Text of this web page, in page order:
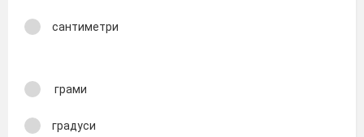
сантиметри
грами
градуси